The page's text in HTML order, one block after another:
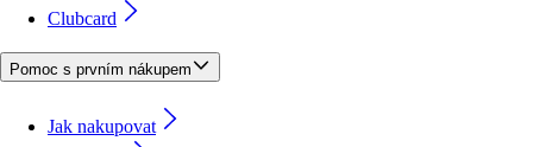
Clubcard
Pomoc s prvním nákupem
Jak nakupovat